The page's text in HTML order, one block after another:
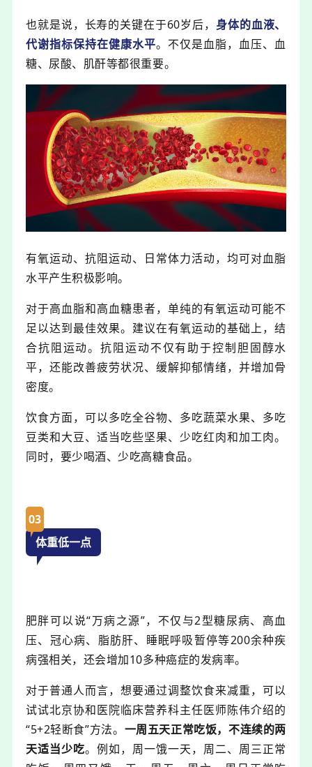
也就是说，长寿的关键在于60岁后， 身体的血液、
代谢指标保持在健康水平。 不仅是血脂，血压、血
糖、尿酸、肌酐等都很重要。
有氧运动、抗阻运动、日常体力活动，均可对血脂
水平产生积极影响。
对于高血脂和高血糖患者，单纯的有氧运动可能不
足以达到最佳效果。建议在有氧运动的基础上，结
合抗阻运动。抗阻运动不仅有助于控制胆固醇水
平，还能改善疲劳状况、缓解抑郁情绪，并增加骨
密度。
饮食方面，可以多吃全谷物、多吃蔬菜水果、多吃
豆类和大豆、适当吃些坚果、少吃红肉和加工肉。
同时，要少喝酒、少吃高糖食品。
03
体重低一点
肥胖可以说“万病之源”，不仅与2型糖尿病、高血
压、冠心病、脂肪肝、睡眠呼吸暂停等200余种疾
病强相关，还会增加10多种癌症的发病率。
对于普通人而言，想要通过调整饮食来减重，可以
试试北京协和医院临床营养科主任医师陈伟介绍的
“5+2轻断食”方法。 一周五天正常吃饭，不连续的两
天适当少吃。例如，周一饿一天，周二、周三正常